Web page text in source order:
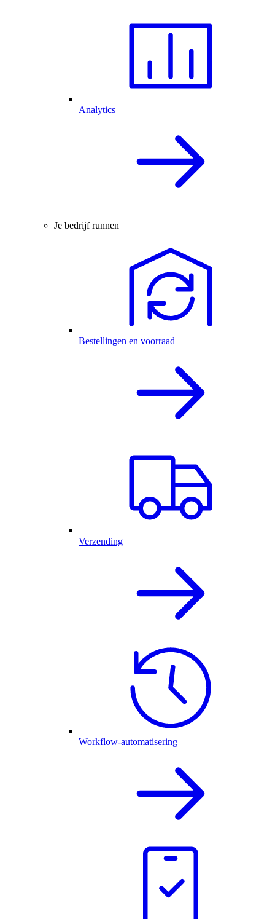
Analytics
Je bedrijf runnen
Bestellingen en voorraad
Verzending
Workflow-automatisering